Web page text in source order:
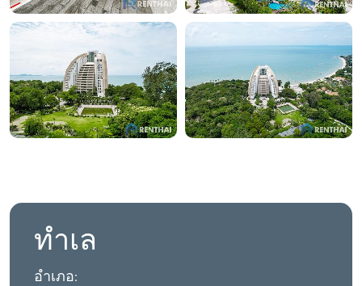
ทำเล
อำเภอ: